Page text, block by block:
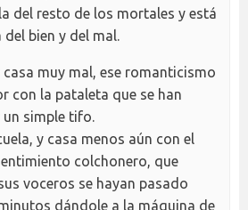
del resto de los mortales y está
del bien y del mal.
casa muy mal, ese romanticismo
con la pataleta que se han
simple tifo.
y casa menos aún con el
colchonero, que
voceros se hayan pasado
dándole a la máquina de